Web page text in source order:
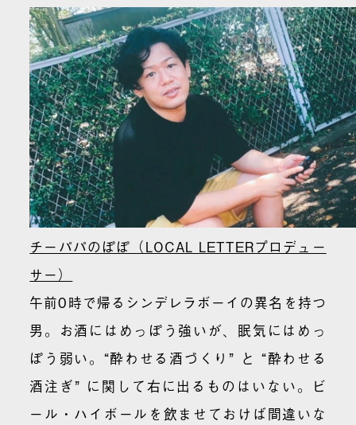
チーパパのぽぽ（LOCAL LETTERプロデュー
サー）
午前0時で帰るシンデレラボーイの異名を持つ
男。お酒にはめっぽう強いが、眠気にはめっ
ぽう弱い。“酔わせる酒づくり” と “酔わせる
酒注ぎ” に関して右に出るものはいない。ビ
ール・ハイボールを飲ませておけば間違いな